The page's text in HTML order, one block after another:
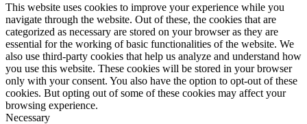
This website uses cookies to improve your experience while you
navigate through the website. Out of these, the cookies that are
categorized as necessary are stored on your browser as they are
essential for the working of basic functionalities of the website. We
also use third-party cookies that help us analyze and understand how
you use this website. These cookies will be stored in your browser
only with your consent. You also have the option to opt-out of these
cookies. But opting out of some of these cookies may affect your
browsing experience.
Necessary